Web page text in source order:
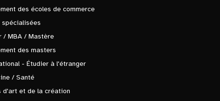
des écoles de commerce
spécialisées
/ MBA / Mastère
des masters
- Étudier à l'étranger
/ Santé
d'art et de la création